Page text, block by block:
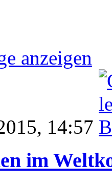
anzeigen
14:57
im